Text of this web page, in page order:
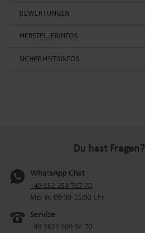
BEWERTUNGEN
HERSTELLERINFOS
SICHERHEITSINFOS
Du hast Fragen?
WhatsApp Chat
+49 152 253 717 70
Mo.-Fr. 09:00-15:00 Uhr
Service
+49 9822 609 94 70